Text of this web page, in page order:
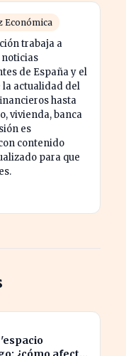
Económica
trabaja a
de España y el
la actualidad del
hasta
vivienda, banca
es
contenido
para que